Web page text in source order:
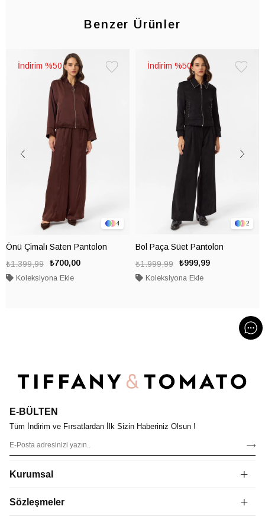
Benzer Ürünler
4
Önü Çimalı Saten Pantolon
₺700,00
₺1.399,99
Koleksiyona Ekle
%50
2
Bol Paça Süet Pantolon
₺999,99
₺1.999,99
Koleksiyona Ekle
%50
E-BÜLTEN
Tüm İndirim ve Fırsatlardan İlk Sizin Haberiniz Olsun !
Kurumsal
Sözleşmeler